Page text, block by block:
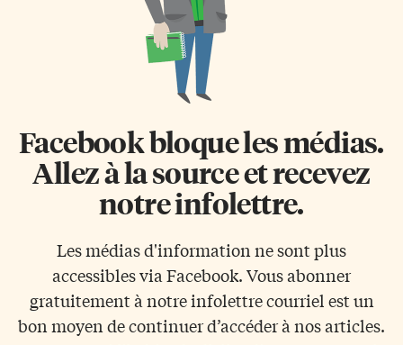
Facebook bloque les médias.
Allez à la source et recevez
notre infolettre.
Les médias d'information ne sont plus
accessibles via Facebook. Vous abonner
gratuitement à notre infolettre courriel est un
bon moyen de continuer d’accéder à nos articles.